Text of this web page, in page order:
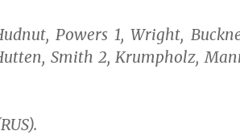
Powers 1, Wright,
Smith 2, Krumpholz,